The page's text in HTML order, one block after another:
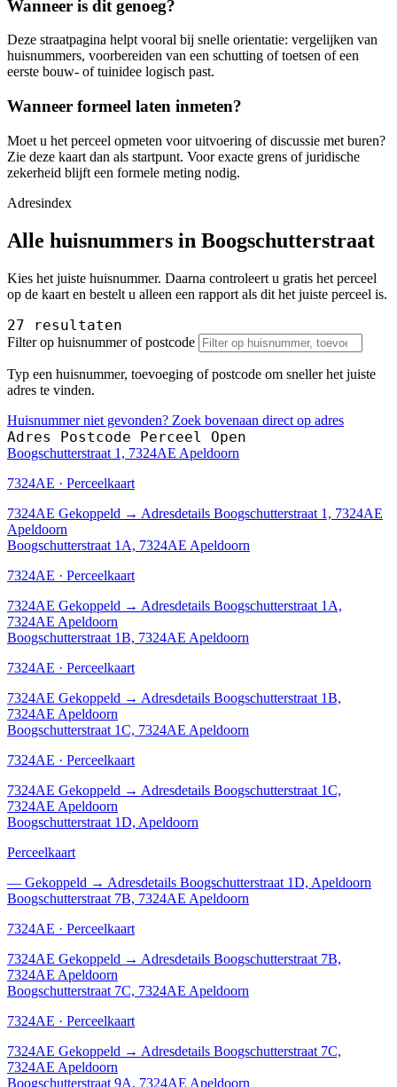
Wanneer is dit genoeg?
Deze straatpagina helpt vooral bij snelle orientatie: vergelijken van
huisnummers, voorbereiden van een schutting of toetsen of een
eerste bouw- of tuinidee logisch past.
Wanneer formeel laten inmeten?
Moet u het perceel opmeten voor uitvoering of discussie met buren?
Zie deze kaart dan als startpunt. Voor exacte grens of juridische
zekerheid blijft een formele meting nodig.
Adresindex
Alle huisnummers in Boogschutterstraat
Kies het juiste huisnummer. Daarna controleert u gratis het perceel
op de kaart en bestelt u alleen een rapport als dit het juiste perceel is.
27 resultaten
Filter op huisnummer of postcode
Typ een huisnummer, toevoeging of postcode om sneller het juiste
adres te vinden.
Huisnummer niet gevonden? Zoek bovenaan direct op adres
Adres Postcode Perceel Open
Boogschutterstraat 1, 7324AE Apeldoorn
7324AE · Perceelkaart
7324AE Gekoppeld → Adresdetails Boogschutterstraat 1, 7324AE
Apeldoorn
Boogschutterstraat 1A, 7324AE Apeldoorn
7324AE · Perceelkaart
7324AE Gekoppeld → Adresdetails Boogschutterstraat 1A,
7324AE Apeldoorn
Boogschutterstraat 1B, 7324AE Apeldoorn
7324AE · Perceelkaart
7324AE Gekoppeld → Adresdetails Boogschutterstraat 1B,
7324AE Apeldoorn
Boogschutterstraat 1C, 7324AE Apeldoorn
7324AE · Perceelkaart
7324AE Gekoppeld → Adresdetails Boogschutterstraat 1C,
7324AE Apeldoorn
Boogschutterstraat 1D, Apeldoorn
Perceelkaart
— Gekoppeld → Adresdetails Boogschutterstraat 1D, Apeldoorn
Boogschutterstraat 7B, 7324AE Apeldoorn
7324AE · Perceelkaart
7324AE Gekoppeld → Adresdetails Boogschutterstraat 7B,
7324AE Apeldoorn
Boogschutterstraat 7C, 7324AE Apeldoorn
7324AE · Perceelkaart
7324AE Gekoppeld → Adresdetails Boogschutterstraat 7C,
7324AE Apeldoorn
Boogschutterstraat 9A, 7324AE Apeldoorn